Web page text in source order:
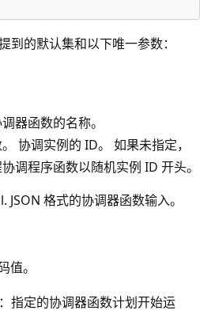
到的默认集和以下唯一参数：
器函数的名称。
协调实例的 ID。 如果未指定，
调程序函数以随机实例 ID 开头。
JSON 格式的协调器函数输入。
值。
：指定的协调器函数计划开始运